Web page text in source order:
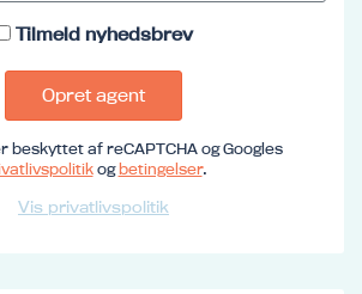
Tilmeld nyhedsbrev
Opret agent
beskyttet af reCAPTCHA og Googles
ogbetingelser.
Vis privatlivspolitik